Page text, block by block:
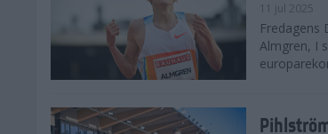
11 jul 2025
Fredagens
Almgren, I